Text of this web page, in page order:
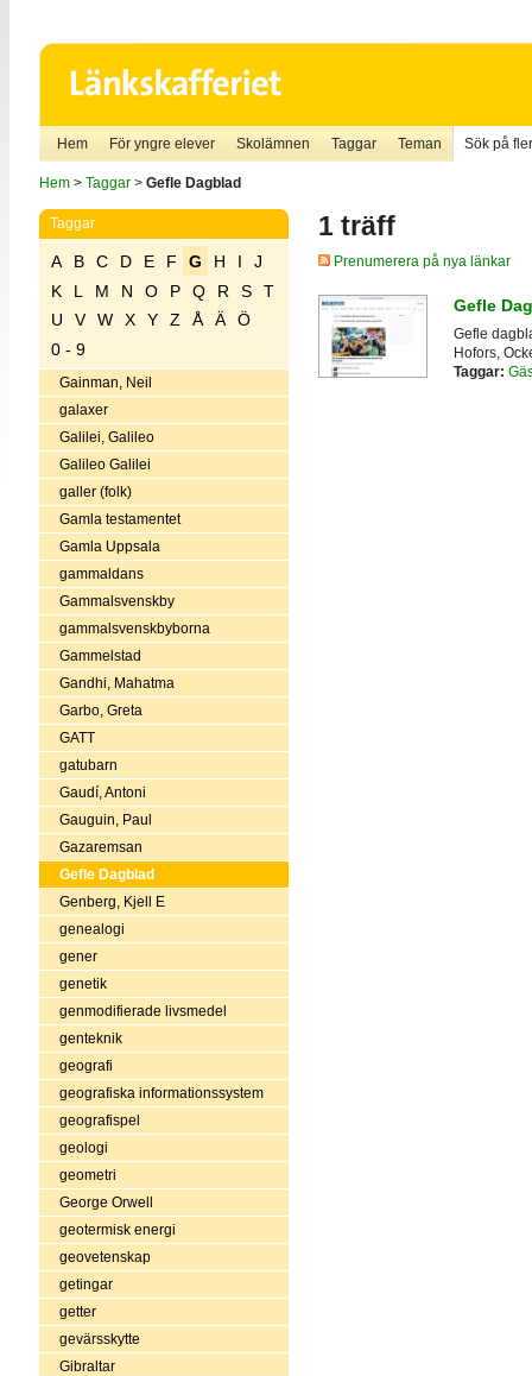
Hem För yngre elever Skolämnen Taggar Teman Sök på
Hem> Taggar> Gefle Dagblad
Taggar
A B C D E F G H I
J
K
L M N O P Q R S
T
U
V W X Y Z Å Ä
Ö
0 - 9
Gainman, Neil
galaxer
Galilei, Galileo
Galileo Galilei
galler (folk)
Gamla testamentet
Gamla Uppsala
gammaldans
Gammalsvenskby
gammalsvenskbyborna
Gammelstad
Gandhi, Mahatma
Garbo, Greta
GATT
gatubarn
Gaudí, Antoni
Gauguin, Paul
Gazaremsan
Gefle Dagblad
Genberg, Kjell E
genealogi
gener
genetik
genmodifierade livsmedel
genteknik
geografi
geografiska informationssystem
geografispel
geologi
geometri
George Orwell
geotermisk energi
geovetenskap
getingar
getter
gevärsskytte
Gibraltar
1 träff
Prenumerera på nya länkar
Gefle
Gefle
Hofors,
Taggar: